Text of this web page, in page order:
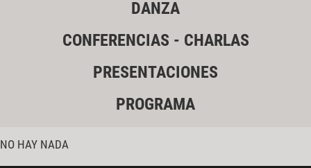
DANZA
CONFERENCIAS - CHARLAS
PRESENTACIONES
PROGRAMA
NO HAY NADA